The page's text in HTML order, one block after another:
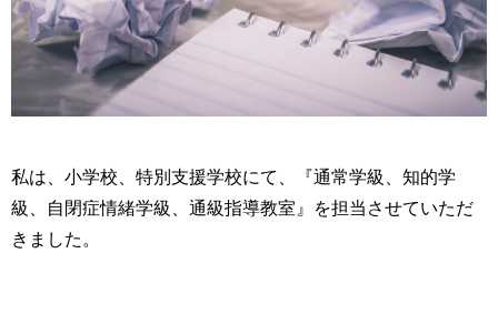
私は、小学校、特別支援学校にて、『通常学級、知的学
級、自閉症情緒学級、通級指導教室』を担当させていただ
きました。